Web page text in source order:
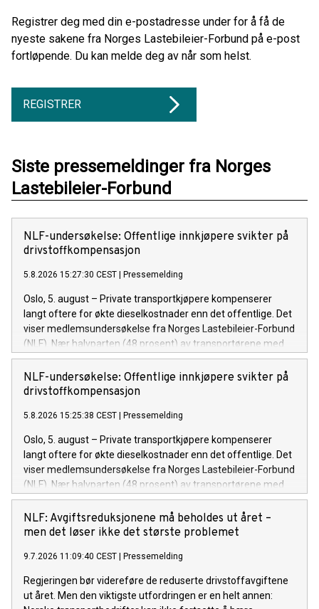
Registrer deg med din e-postadresse under for å få de
nyeste sakene fra Norges Lastebileier-Forbund på e-post
fortløpende. Du kan melde deg av når som helst.
REGISTRER
Siste pressemeldinger fra Norges
Lastebileier-Forbund
NLF-undersøkelse: Offentlige innkjøpere svikter på
drivstoffkompensasjon
5.8.2026 15:27:30 CEST Pressemelding
Oslo, 5. august – Private transportkjøpere kompenserer
langt oftere for økte dieselkostnader enn det offentlige. Det
viser medlemsundersøkelse fra Norges Lastebileier-Forbund
(NLF). Nær halvparten (48 prosent) av transportørene med
private kontrakter oppgir at de får dekket hele eller store
deler av økte drivstoffkostnader. For kommunale kontrakter
er andelen 35 prosent, mens den er rundt 10 prosent for
NLF-undersøkelse: Offentlige innkjøpere svikter på
drivstoffkompensasjon
5.8.2026 15:25:38 CEST Pressemelding
Oslo, 5. august – Private transportkjøpere kompenserer
langt oftere for økte dieselkostnader enn det offentlige. Det
viser medlemsundersøkelse fra Norges Lastebileier-Forbund
(NLF). Nær halvparten (48 prosent) av transportørene med
private kontrakter oppgir at de får dekket hele eller store
deler av økte drivstoffkostnader. For kommunale kontrakter
er andelen 35 prosent, mens den er rundt 10 prosent for
NLF: Avgiftsreduksjonene må beholdes ut året –
men det løser ikke det største problemet
9.7.2026 11:09:40 CEST Pressemelding
Regjeringen bør videreføre de reduserte drivstoffavgiftene
ut året. Men den viktigste utfordringen er en helt annen: